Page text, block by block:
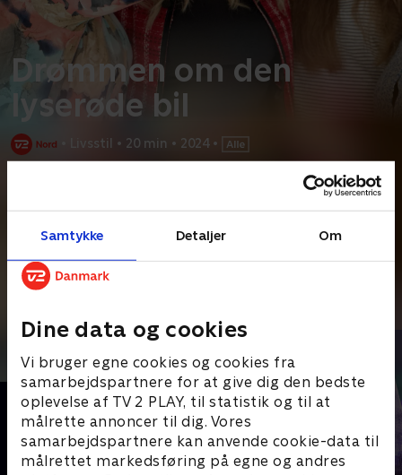
Samtykke Detaljer Om
Dine data og cookies
Vi bruger egne cookies og cookies fra
samarbejdspartnere for at give dig den bedste
oplevelse af TV 2 PLAY, til statistik og til at
målrette annoncer til dig. Vores
samarbejdspartnere kan anvende cookie-data til
målrettet markedsføring på egne og andres
Drømmen om den
lyserøde bil
Livsstil • 20 min • 2024 •
Tabita blomstrer som selvstændig hudplejekonsulent, hvor hun
sælger skønhedsprodukter og arrangerer... Læs mere